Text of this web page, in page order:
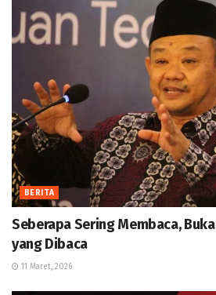
BERITA
Seberapa Sering Membaca,
yang Dibaca
11 Maret, 2026